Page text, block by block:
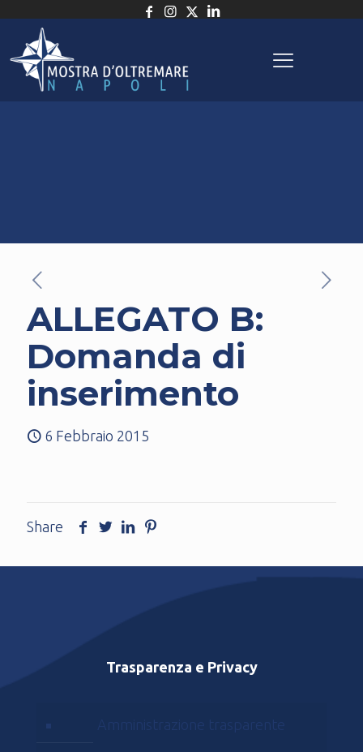
ALLEGATO B:
Domanda di
inserimento
6 Febbraio 2015
Share
Trasparenza e Privacy
Amministrazione trasparente